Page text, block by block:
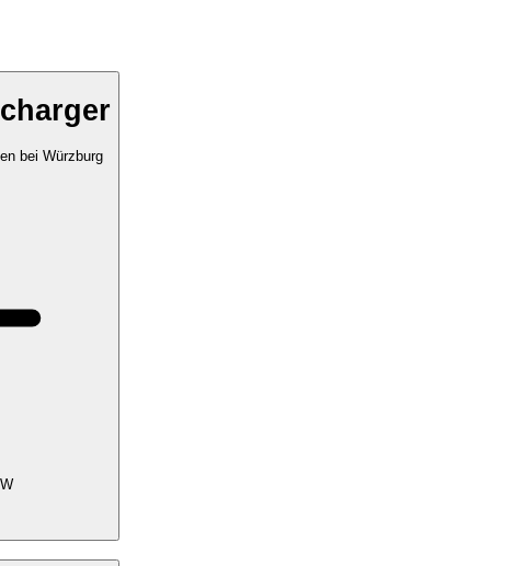
bei Würzburg